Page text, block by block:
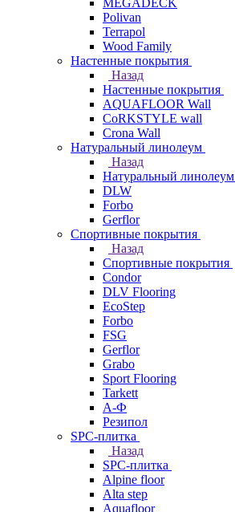
MEGADECK
Polivan
Terrapol
Wood Family
Настенные покрытия
Назад
Настенные покрытия
AQUAFLOOR Wall
CoRKSTYLE wall
Crona Wall
Натуральный линолеум
Назад
Натуральный линолеум
DLW
Forbo
Gerflor
Спортивные покрытия
Назад
Спортивные покрытия
Condor
DLV Flooring
EcoStep
Forbo
FSG
Gerflor
Grabo
Sport Flooring
Tarkett
А-Ф
Резипол
SPC-плитка
Назад
SPC-плитка
Alpine floor
Alta step
Aquafloor